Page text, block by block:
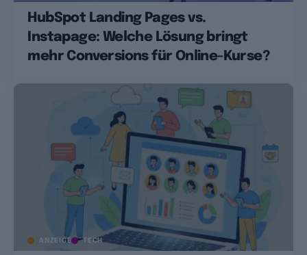
HubSpot Landing Pages vs.
Instapage: Welche Lösung bringt
mehr Conversions für Online-Kurse?
ANZEIGE TECH